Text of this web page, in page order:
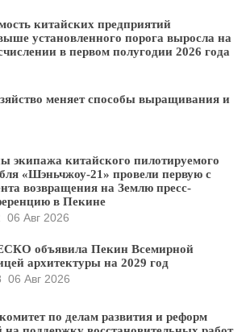
китайских предприятий
установленного порога выросла на
в первом полугодии 2026 года
меняет способы выращивания и
экипажа китайского пилотируемого
«Шэньчжоу-21» провели первую с
возвращения на Землю пресс-
в Пекине
06 Авг 2026
объявила Пекин Всемирной
архитектуры на 2029 год
06 Авг 2026
по делам развития и реформ